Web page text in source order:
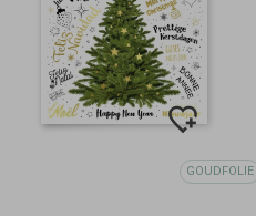
GOUDFOLIE